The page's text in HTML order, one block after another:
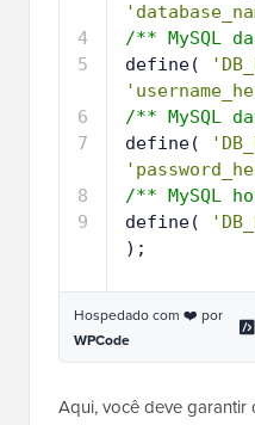
4
5
6
7
8
9
/** MySQL
define(
/** MySQL
define(
/** MySQL
define(
);
Hospedado com ❤️ por
WPCode
Aqui, você deve